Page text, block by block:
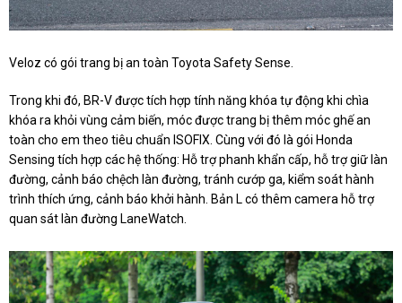
Veloz có gói trang bị an toàn Toyota Safety Sense.
Trong khi đó, BR-V được tích hợp tính năng khóa tự động khi chìa
khóa ra khỏi vùng cảm biến, móc được trang bị thêm móc ghế an
toàn cho em theo tiêu chuẩn ISOFIX. Cùng với đó là gói Honda
Sensing tích hợp các hệ thống: Hỗ trợ phanh khẩn cấp, hỗ trợ giữ làn
đường, cảnh báo chệch làn đường, tránh cướp ga, kiểm soát hành
trình thích ứng, cảnh báo khởi hành. Bản L có thêm camera hỗ trợ
quan sát làn đường LaneWatch.